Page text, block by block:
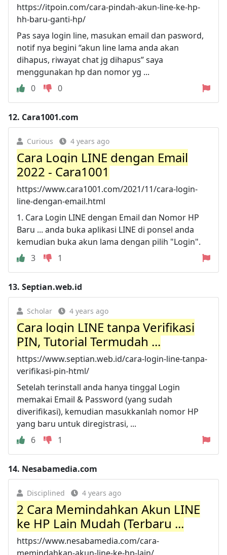
https://itpoin.com/cara-pindah-akun-line-ke-hp-
hh-baru-ganti-hp/
Pas saya login line, masukan email dan pasword,
notif nya begini “akun line lama anda akan
dihapus, riwayat chat jg dihapus” saya
menggunakan hp dan nomor yg ...
0
0
12. Cara1001.com
Curious 4 years ago
Cara Login LINE dengan Email
2022 - Cara1001
https://www.cara1001.com/2021/11/cara-login-
line-dengan-email.html
1. Cara Login LINE dengan Email dan Nomor HP
Baru ... anda buka aplikasi LINE di ponsel anda
kemudian buka akun lama dengan pilih "Login".
3
1
13. Septian.web.id
Scholar 4 years ago
Cara login LINE tanpa Verifikasi
PIN, Tutorial Termudah ...
https://www.septian.web.id/cara-login-line-tanpa-
verifikasi-pin-html/
Setelah terinstall anda hanya tinggal Login
memakai Email & Password (yang sudah
diverifikasi), kemudian masukkanlah nomor HP
yang baru untuk diregistrasi, ...
6
1
14. Nesabamedia.com
Disciplined 4 years ago
2 Cara Memindahkan Akun LINE
ke HP Lain Mudah (Terbaru ...
https://www.nesabamedia.com/cara-